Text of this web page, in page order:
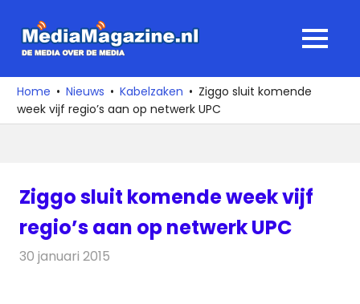
naar
media
over
de
MENU
Home Nieuws Kabelzaken
Ziggo sluit komende
week vijf regio’s aan op netwerk UPC
Ziggo sluit komende week vijf
regio’s aan op netwerk UPC
30 januari 2015